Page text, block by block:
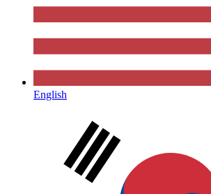
English